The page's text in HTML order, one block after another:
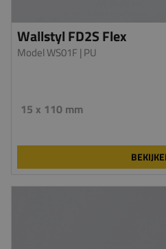
Wallstyl FD2S Flex
Model WS01F | PU
15 x 110 mm